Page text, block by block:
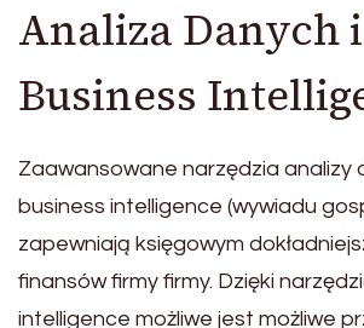
Analiza Danych i
Business
Zaawansowane narzędzia analizy
business intelligence (wywiadu
zapewniają księgowym
finansów firmy firmy. Dzięki
intelligence możliwe jest możliwe